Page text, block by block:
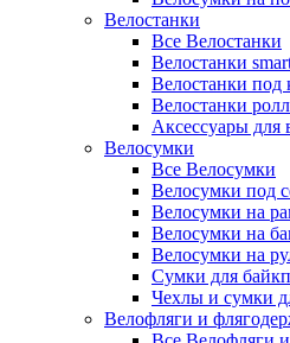
Велостанки
Все Велостанки
Велостанки
Велостанки под
Велостанки
Аксессуары для
Велосумки
Все Велосумки
Велосумки под
Велосумки на
Велосумки на
Велосумки на
Сумки для
Чехлы и сумки
Велофляги и